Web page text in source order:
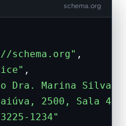
schema.org
schema.org" ,
,
Dra. Marina Silva"
2500, Sala
1234"